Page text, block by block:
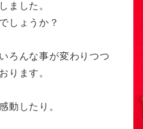
ました。
しょうか？
ろんな事が変わりつつ
ります。
動したり。